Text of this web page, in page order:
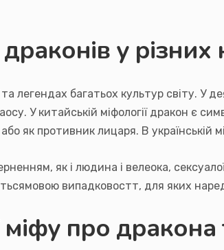
у різних
легендах багатьох культур світу.
У китайській міфології дракон є
як противник лицаря. В українській
як і людина і велеока,
випадковостт, для яких
міфу про